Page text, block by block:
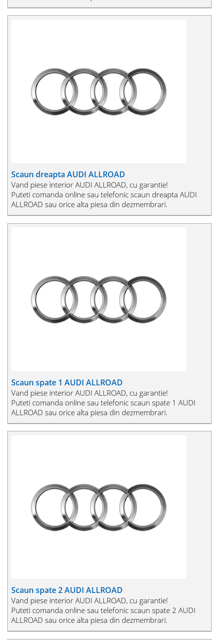
Scaun dreapta AUDI ALLROAD
Vand piese interior AUDI ALLROAD, cu garantie!
Puteti comanda online sau telefonic scaun dreapta AUDI
ALLROAD sau orice alta piesa din dezmembrari.
Scaun spate 1 AUDI ALLROAD
Vand piese interior AUDI ALLROAD, cu garantie!
Puteti comanda online sau telefonic scaun spate 1 AUDI
ALLROAD sau orice alta piesa din dezmembrari.
Scaun spate 2 AUDI ALLROAD
Vand piese interior AUDI ALLROAD, cu garantie!
Puteti comanda online sau telefonic scaun spate 2 AUDI
ALLROAD sau orice alta piesa din dezmembrari.